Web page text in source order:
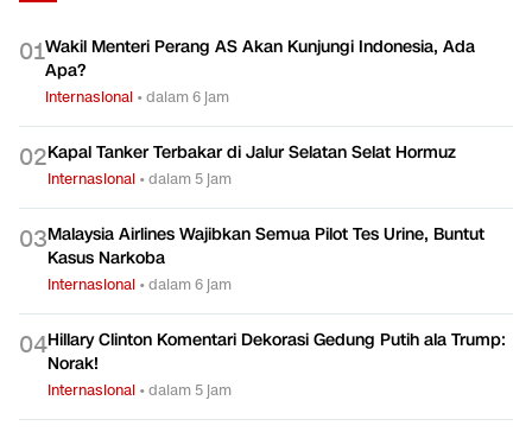
01Wakil Menteri Perang AS Akan Kunjungi Indonesia, Ada
Apa?
Internasional •dalam 6 jam
02Kapal Tanker Terbakar di Jalur Selatan Selat Hormuz
Internasional •dalam 5 jam
03Malaysia Airlines Wajibkan Semua Pilot Tes Urine, Buntut
Kasus Narkoba
Internasional •dalam 6 jam
04Hillary Clinton Komentari Dekorasi Gedung Putih ala Trump:
Norak!
Internasional •dalam 5 jam